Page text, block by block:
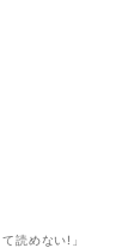
読めない!」